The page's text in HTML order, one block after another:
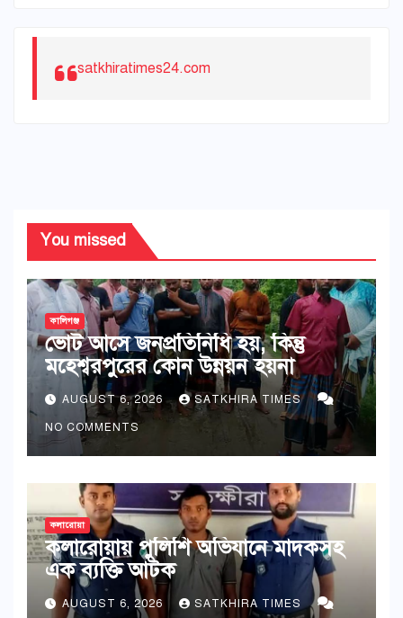
satkhiratimes24.com
You missed
কালিগঞ্জ
ভোট আসে জনপ্রতিনিধি হয়, কিন্তু
মহেশ্বরপুরের কোন উন্নয়ন হয়না
AUGUST 6, 2026 SATKHIRA TIMES
NO COMMENTS
কলারোয়া
কলারোয়ায় পুলিশি অভিযানে মাদকসহ
এক ব্যক্তি আটক
AUGUST 6, 2026 SATKHIRA TIMES